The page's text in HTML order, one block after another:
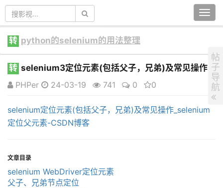
转 python的selenium的用法整理
转 selenium3定位元素(包括父子，兄弟)及常见操作
PHPer
24-03-19 741 0 0
selenium定位元素(包括父子，兄弟)及常见操作_selenium
定位父元素-CSDN博客
文章目录
selenium WebDriver定位元素
父子、兄弟节点定位
帖
子
导
航